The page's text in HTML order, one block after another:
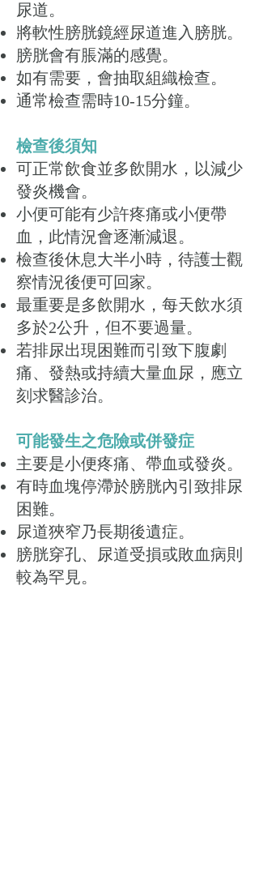
尿道。
將軟性膀胱鏡經尿道進入膀胱。
膀胱會有脹滿的感覺。
如有需要，會抽取組織檢查。
通常檢查需時10-15分鐘。
檢查後須知
可正常飲食並多飲開水，以減少
發炎機會。
小便可能有少許疼痛或小便帶
血，此情況會逐漸減退。
檢查後休息大半小時，待護士觀
察情況後便可回家。
最重要是多飲開水，每天飲水須
多於2公升，但不要過量。
若排尿出現困難而引致下腹劇
痛、發熱或持續大量血尿，應立
刻求醫診治。
可能發生之危險或併發症
主要是小便疼痛、帶血或發炎。
有時血塊停滯於膀胱內引致排尿
困難。
尿道狹窄乃長期後遺症。
膀胱穿孔、尿道受損或敗血病則
較為罕見。